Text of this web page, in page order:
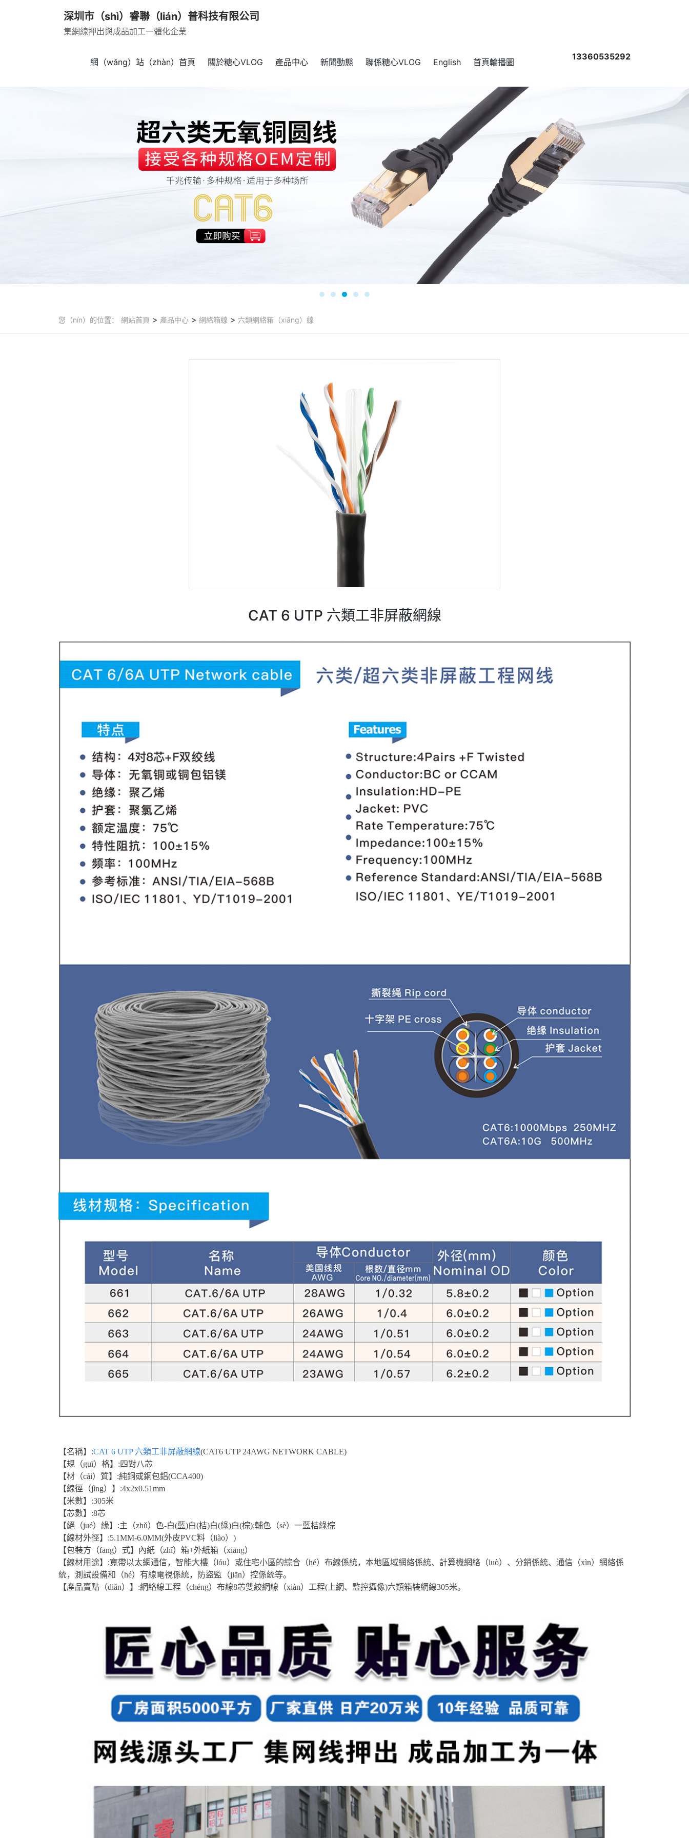
深圳市（shì）睿聯（lián）普科技有限公司
集網線押出與成品加工一體化企業
網（wǎng）站（zhàn）首頁 關於糖心VLOG 產品中心 新聞動態 聯係糖心VLOG English 首頁輪播圖
13360535292
您（nín）的位置： 網站首頁 > 產品中心 > 網絡箱線 > 六類網絡箱（xiāng）線
CAT 6 UTP 六類工非屏蔽網線
【名稱】:CAT 6 UTP 六類工非屏蔽網線(CAT6 UTP 24AWG NETWORK CABLE)
【規（guī）格】:四對八芯
【材（cái）質】:純銅或銅包鋁(CCA400)
【線徑（jìng）】:4x2x0.51mm
【米數】:305米
【芯數】:8芯
【絕（jué）緣】:主（zhǔ）色-白(藍)白(桔)白(綠)白(棕);輔色（sè）一藍桔綠棕
【線材外徑】:5.1MM-6.0MM(外皮PVC料（liào）)
【包裝方（fāng）式】內紙（zhǐ）箱+外紙箱（xiāng）
【線材用途】:寬帶以太網通信，智能大樓（lóu）或住宅小區的綜合（hé）布線係統，本地區域網絡係統、計算機網絡（luò）、分銷係統、通信（xìn）網絡係
統，測試設備和（hé）有線電視係統，防盜監（jiān）控係統等。
【產品賣點（diǎn）】:網絡線工程（chéng）布線8芯雙絞網線（xiàn）工程(上網、監控攝像)六類箱裝網線305米。